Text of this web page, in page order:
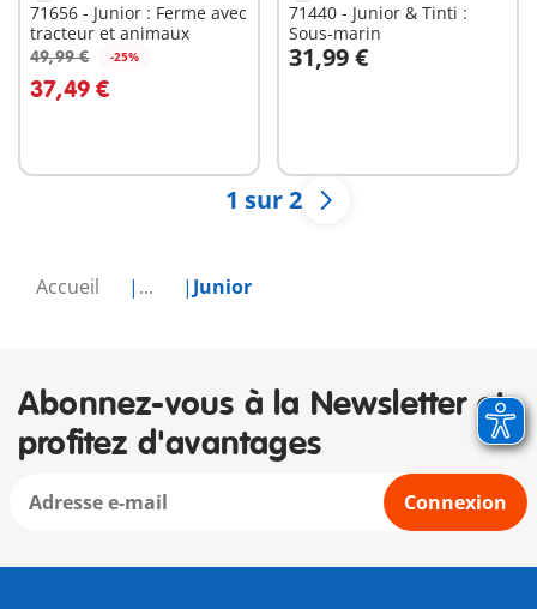
Accueil ... Junior
71656 - Junior : Ferme avec
tracteur et animaux
49,99 € -25%
37,49 €
Au panier
71440 - Junior & Tinti :
Sous-marin
31,99 €
Au panier
1 sur 2
Abonnez-vous à la Newsletter et
profitez d'avantages
Connexion